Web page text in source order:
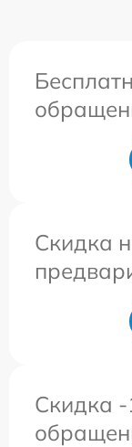
Скидка
Скидка